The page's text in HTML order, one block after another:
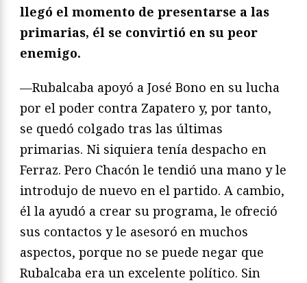
llegó el momento de presentarse a las
primarias, él se convirtió en su peor
enemigo.
—Rubalcaba apoyó a José Bono en su lucha
por el poder contra Zapatero y, por tanto,
se quedó colgado tras las últimas
primarias. Ni siquiera tenía despacho en
Ferraz. Pero Chacón le tendió una mano y le
introdujo de nuevo en el partido. A cambio,
él la ayudó a crear su programa, le ofreció
sus contactos y le asesoró en muchos
aspectos, porque no se puede negar que
Rubalcaba era un excelente político. Sin